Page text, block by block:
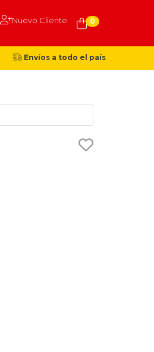
Nuevo Cliente 0
Envíos a todo el país